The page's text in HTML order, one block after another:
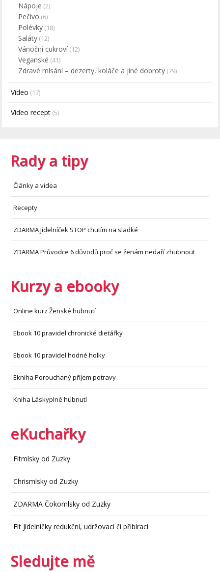
Nápoje (2)
Pečivo (6)
Polévky (18)
Saláty (12)
Vánoční cukroví(12)
Veganské (41)
Zdravé mlsání – dezerty, koláče a jiné dobroty (79)
Video (17)
Video recept (5)
Rady a tipy
Články a videa
Recepty
ZDARMA Jídelníček STOP chutím na sladké
ZDARMA Průvodce 6 důvodů proč se ženám nedaří zhubnout
Kurzy a ebooky
Online kurz Ženské hubnutí
Ebook 10 pravidel chronické dietářky
Ebook 10 pravidel hodné holky
Ekniha Porouchaný příjem potravy
Kniha Láskyplné hubnutí
eKuchařky
Fitmlsky od Zuzky
Chrismlsky od Zuzky
ZDARMA Čokomlsky od Zuzky
Fit Jídelníčky redukční, udržovací či přibírací
Sledujte mě